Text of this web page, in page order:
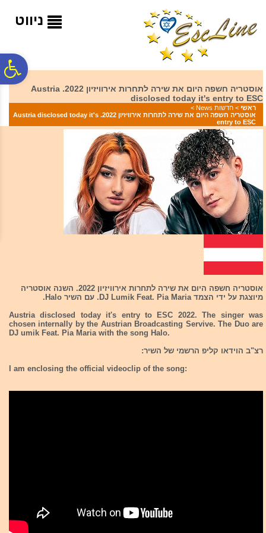
המרכזי
ניווט
אוסטריה חשפה היום את שירה לתחרות אירוויזיון 2022. Austria
disclosed today it's entry to ESC
ראשי > חדשות News
>
אוסטריה חשפה היום את שירה לתחרות אירוויזיון 2022. Austria disclosed today it's
entry to ESC
אוסטריה חשפה היום את שירה לתחרות אירוויזיון 2022. השנה אוסטריה
מיוצגת על ידי הצמד DJ Lumik Feat. Pia Maria. עם השיר Halo.
Austria disclosed today it's entry to ESC 2022. The singer was
chosen internally by the Austrian Broadcasting Servive. The Duo are
DJ umik Feat. Pia Maria with the song Halo.
רצ"ב הוידאו קליפ הרשמי של השיר:
I am enclosing the official videoclip of the song: